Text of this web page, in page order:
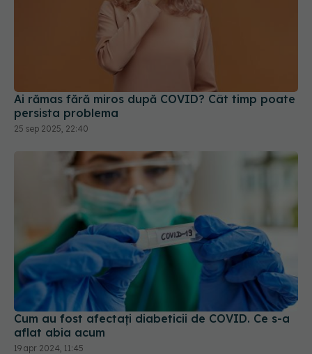
Ai rămas fără miros după COVID? Cât timp poate
persista problema
25 sep 2025, 22:40
Cum au fost afectați diabeticii de COVID. Ce s-a
aflat abia acum
19 apr 2024, 11:45